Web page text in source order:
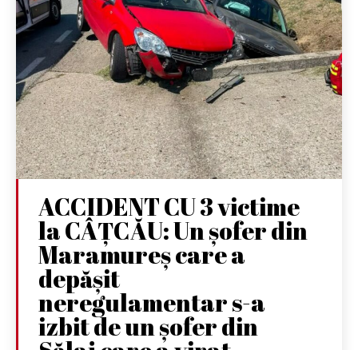
ACCIDENT CU 3 victime
la CÂȚCĂU: Un șofer din
Maramureș care a
depășit
neregulamentar s-a
izbit de un șofer din